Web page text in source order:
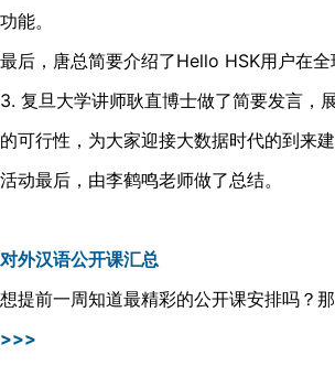
功能。
最后，唐总简要介绍了Hello HSK用户在全
3. 复旦大学讲师耿直博士做了简要发言，
的可行性，为大家迎接大数据时代的到来建
活动最后，由李鹤鸣老师做了总结。
对外汉语公开课汇总
想提前一周知道最精彩的公开课安排吗？
>>>